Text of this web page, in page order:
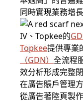
同時實現業務增
IV、Topkee的
Topkee提供專業
（GDN） 全流程
效分析形成完整
在廣告賬戶管理
從廣告著陸頁製